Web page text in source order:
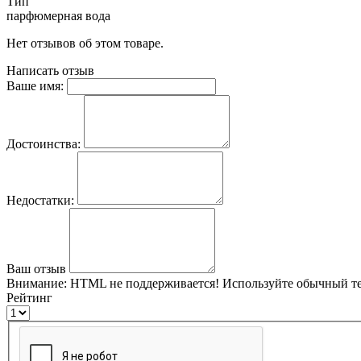
парфюмерная вода
Нет отзывов об этом товаре.
Написать отзыв
Ваше имя:
Достоинства:
Недостатки:
Ваш отзыв
Внимание: HTML не поддерживается! Используйте обычный
Рейтинг